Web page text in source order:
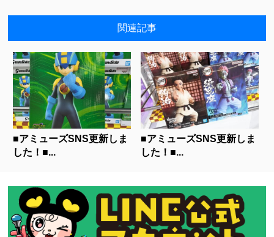
関連記事
■アミューズSNS更新しま
した！■...
■アミューズSNS更新しま
した！■...